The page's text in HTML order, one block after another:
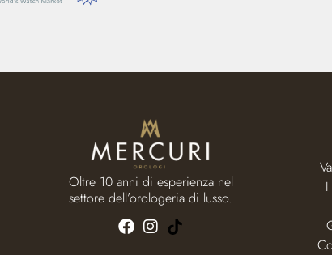
Oltre 10 anni di esperienza nel
settore dell’orologeria di lusso.